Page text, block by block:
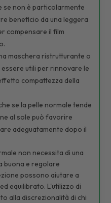
se non è particolarmente
beneficio da una leggera
compensare il film
maschera ristrutturante o
utili per rinnovare le
compattezza della
se la pelle normale tende
al sole può favorire
adeguatamente dopo il
non necessita di una
buona e regolare
possono aiutare a
equilibrato. L'utilizzo di
alla discrezionalità di chi